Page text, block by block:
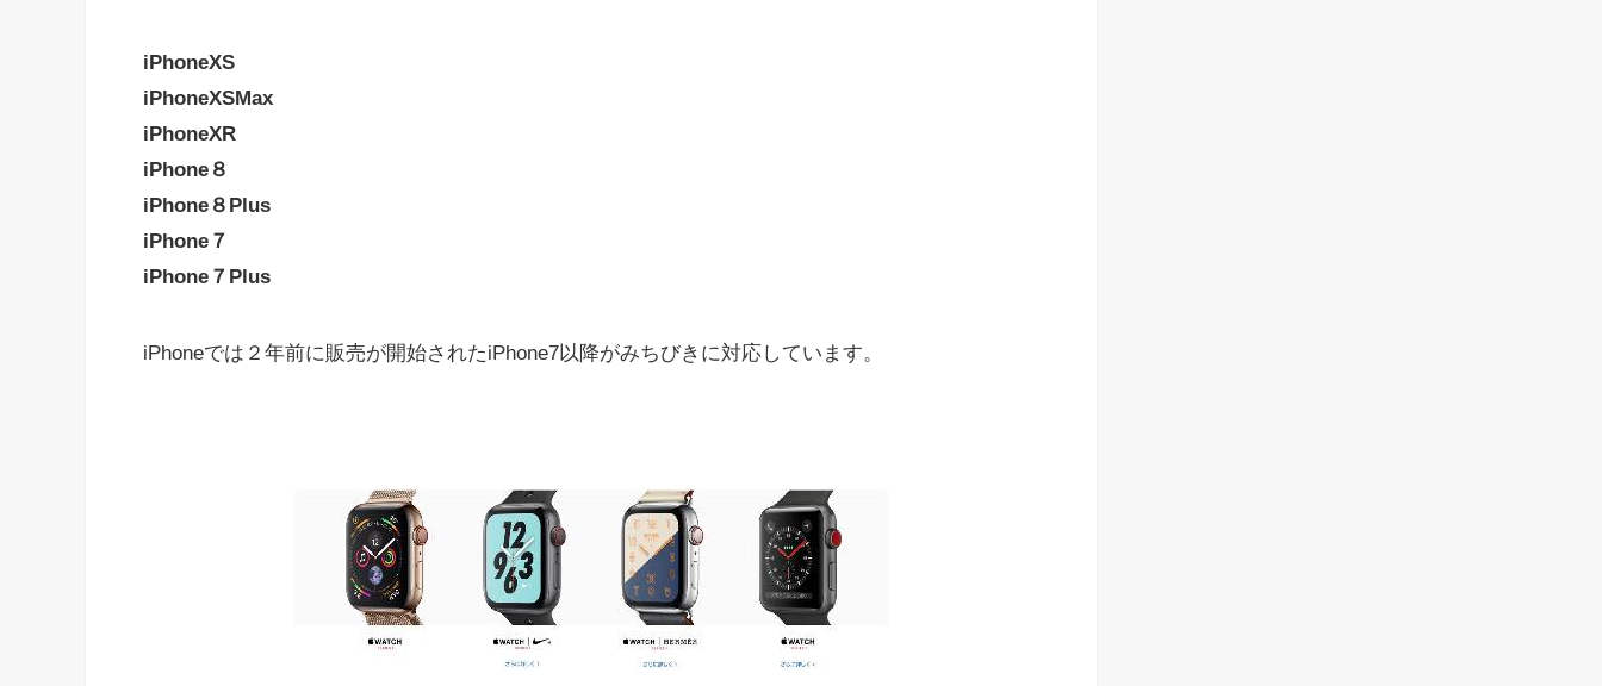
iPhoneXS
iPhoneXSMax
iPhoneXR
iPhone８
iPhone８Plus
iPhone７
iPhone７Plus
iPhoneでは２年前に販売が開始されたiPhone7以降がみちびきに対応しています。